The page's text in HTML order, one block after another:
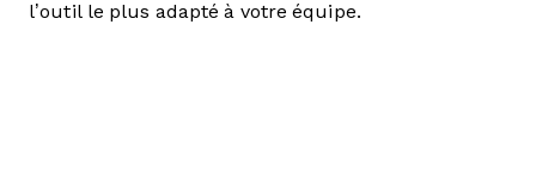
l’outil le plus adapté à votre équipe.